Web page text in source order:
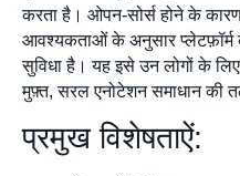
करता है। ओपन-सोर्स होने के
आवश्यकताओं के अनुसार प्लेटफ़ॉर्म
सुविधा है। यह इसे उन लोगों के
मुफ़्त, सरल एनोटेशन समाधान की
प्रमुख विशेषताऐं: